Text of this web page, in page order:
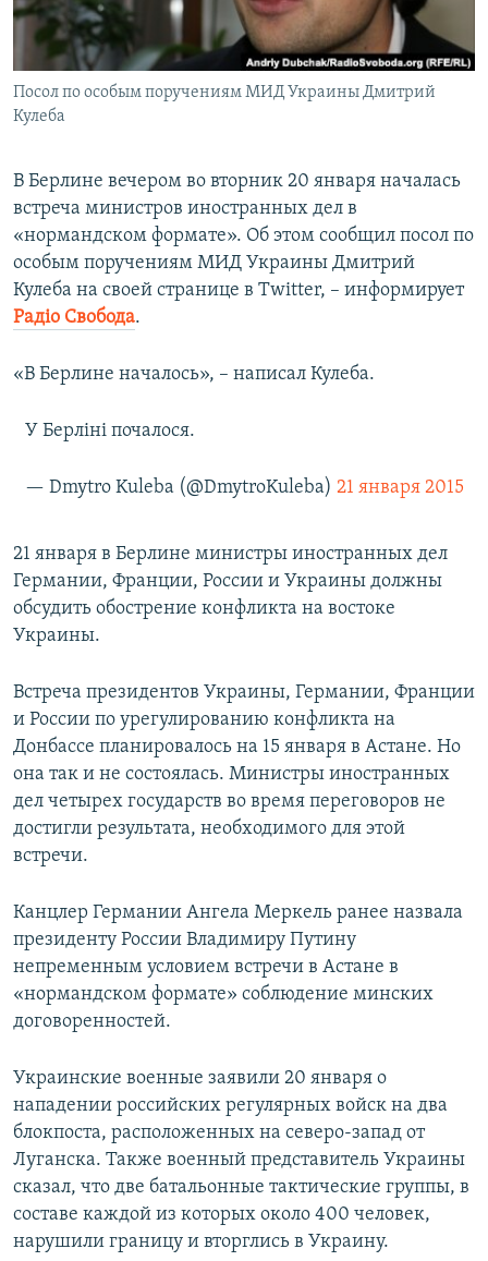
ПОБЕДИТЕЛЕЙ НЕ СУДЯТ?
КРЫМ.НЕПОКОРЕННЫЙ
ELIFBE
ПРИСОЕДИНЯЙТЕСЬ!
Посол по особым поручениям МИД Украины Дмитрий
Кулеба
В Берлине вечером во вторник 20 января началась
встреча министров иностранных дел в
«нормандском формате». Об этом сообщил посол по
особым поручениям МИД Украины Дмитрий
Кулеба на своей странице в Twitter, – информирует
Радіо Свобода.
«В Берлине началось», – написал Кулеба.
У Берліні почалося.
— Dmytro Kuleba (@DmytroKuleba) 21 января 2015
21 января в Берлине министры иностранных дел
Германии, Франции, России и Украины должны
обсудить обострение конфликта на востоке
Украины.
Встреча президентов Украины, Германии, Франции
и России по урегулированию конфликта на
Донбассе планировалось на 15 января в Астане. Но
она так и не состоялась. Министры иностранных
дел четырех государств во время переговоров не
достигли результата, необходимого для этой
встречи.
Канцлер Германии Ангела Меркель ранее назвала
президенту России Владимиру Путину
непременным условием встречи в Астане в
«нормандском формате» соблюдение минских
договоренностей.
Украинские военные заявили 20 января о
нападении российских регулярных войск на два
блокпоста, расположенных на северо-запад от
Луганска. Также военный представитель Украины
сказал, что две батальонные тактические группы, в
составе каждой из которых около 400 человек,
нарушили границу и вторглись в Украину.